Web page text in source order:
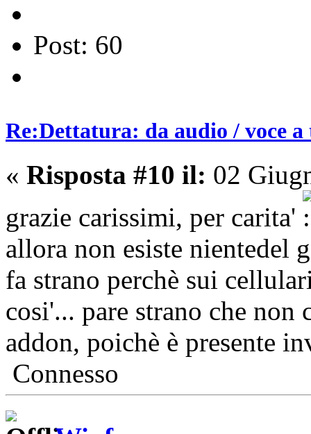
Post: 60
Re:Dettatura: da audio / voce a
« Risposta #10 il: 02
grazie carissimi, per carita'
allora non esiste nientedel
fa strano perchè sui
cosi'... pare strano che non
addon, poichè è presente
Connesso